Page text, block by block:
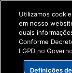
Transformação
get_footer();
Utilizamos
em nosso
quais
Conforme
LGPD no
Definições